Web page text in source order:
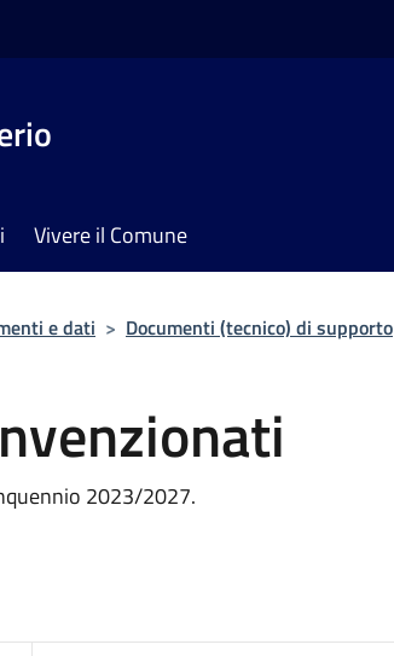
Vivere il Comune
e dati > Documenti (tecnico) di supporto
2023/2027.